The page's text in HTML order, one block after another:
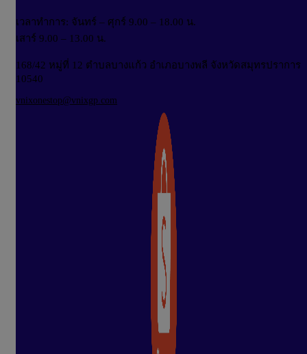
เวลาทำการ: จันทร์ – ศุกร์ 9.00 – 18.00 น.
เสาร์ 9.00 – 13.00 น.
168/42 หมู่ที่ 12 ตำบลบางแก้ว อำเภอบางพลี จังหวัดสมุทรปราการ
10540
vnixonestop@vnixgp.com